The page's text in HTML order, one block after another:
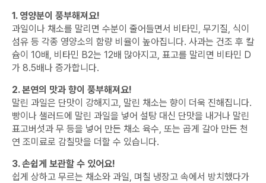
1. 영양분이 풍부해져요!
과일이나 채소를 말리면 수분이 줄어들면서 비타민, 무기질, 식이
섬유 등 각종 영양소의 함량 비율이 높아집니다. 사과는 건조 후 칼
슘이 10배, 비타민 B2는 12배 많아지고, 표고를 말리면 비타민 D
가 8.5배나 증가합니다.
2. 본연의 맛과 향이 풍부해져요!
말린 과일은 단맛이 강해지고, 말린 채소는 향이 더욱 진해집니다.
빵이나 샐러드에 말린 과일을 넣어 설탕 대신 단맛을 내거나 말린
표고버섯과 무 등을 넣어 만든 채소 육수, 또는 곱게 갈아 만든 천
연 조미료로 감칠맛을 더할 수 있습니다.
3. 손쉽게 보관할 수 있어요!
쉽게 상하고 무르는 채소와 과일, 며칠 냉장고 속에서 방치했다가